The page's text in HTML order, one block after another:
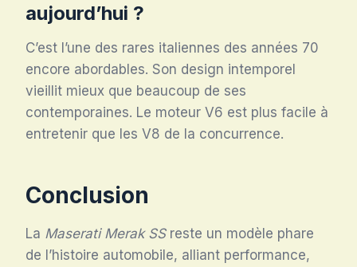
aujourd’hui ?
C’est l’une des rares italiennes des années 70
encore abordables. Son design intemporel
vieillit mieux que beaucoup de ses
contemporaines. Le moteur V6 est plus facile à
entretenir que les V8 de la concurrence.
Conclusion
La Maserati Merak SSreste un modèle phare
de l’histoire automobile, alliant performance,